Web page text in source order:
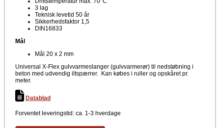
3 lag
Teknisk levetid 50 år
Sikkerhedsfaktor 1,5
DIN16833
Mål
Mål 20 x 2 mm
Universal X-Flex gulvvarmeslanger (gulvvarmerør) til nedstøbning i
beton med udvendig iltspærrer. Kan købes i ruller og opskåret pr.
meter.
Datablad
Forventet leveringstid: ca. 1-3 hverdage